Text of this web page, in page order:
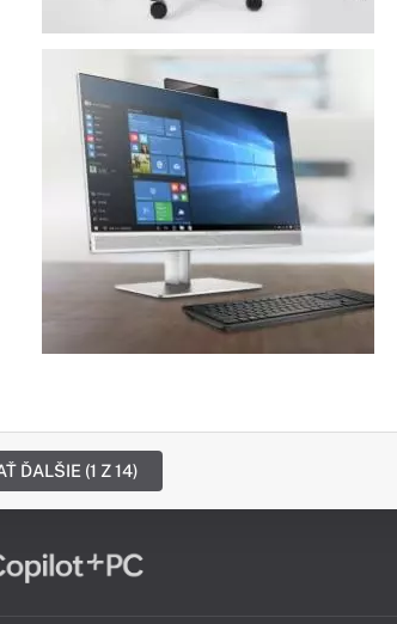
ĎALŠIE (1 Z 14)